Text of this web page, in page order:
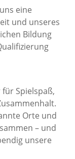
eine
und unseres
Bildung
Spielspaß,
Orte und
– und
unsere